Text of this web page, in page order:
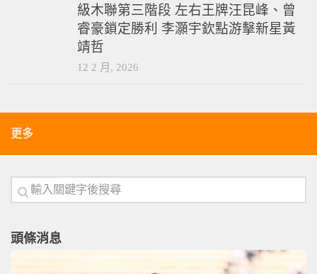
級木聯第三階段 左右王牌汪昆峰、曾
睿豪鎖定勝利 李灝宇欽點游擊新星黃
靖哲
12 2 月, 2026
更多
頭條消息